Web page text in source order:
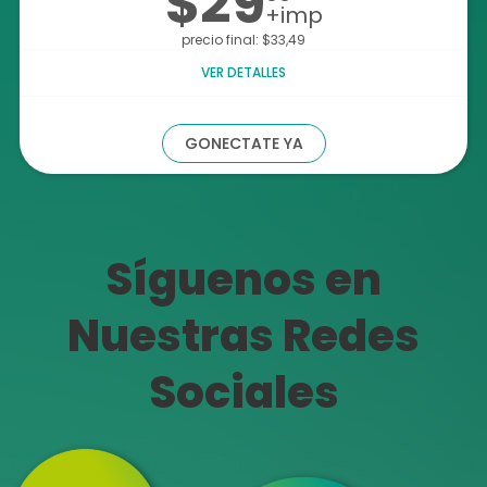
+imp
precio final: $33,49
VER DETALLES
GONECTATE YA
Síguenos en
Nuestras Redes
Sociales